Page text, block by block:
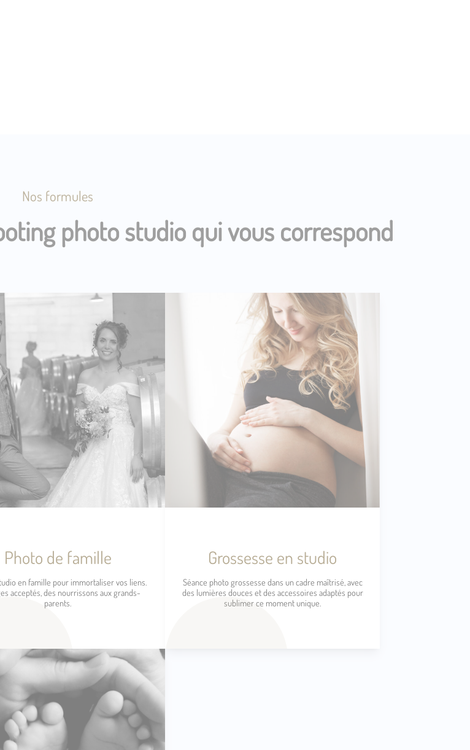
Nos formules
photo studio qui vous correspond
Photo de famille
en famille pour immortaliser vos liens.
acceptés, des nourrissons aux grands-
parents.
Grossesse en studio
Séance photo grossesse dans un cadre maîtrisé, avec
des lumières douces et des accessoires adaptés pour
sublimer ce moment unique.